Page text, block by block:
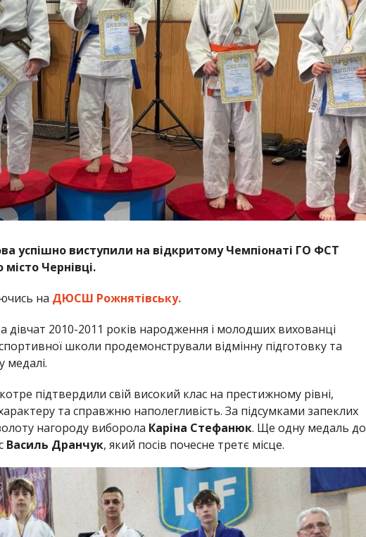
успішно виступили на відкритому Чемпіонаті ГО ФСТ
Чернівці.
на ДЮСШ Рожнятівську.
дівчат 2010-2011 років народження і молодших вихованці
школи продемонстрували відмінну підготовку та
медалі.
підтвердили свій високий клас на престижному рівні,
та справжню наполегливість. За підсумками запеклих
нагороду виборола Каріна Стефанюк. Ще одну медаль до
Василь Дранчук, який посів почесне третє місце.